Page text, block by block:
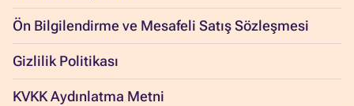
Ön Bilgilendirme ve Mesafeli Satış Sözleşmesi
Gizlilik Politikası
KVKK Aydınlatma Metni